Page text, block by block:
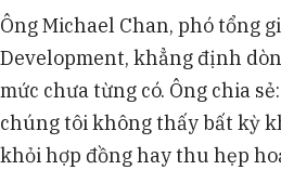
cần có chính sách minh
đi từng bước trong lộ trình
Ông Michael Chan, phó tổng
Development, khẳng định
mức chưa từng có. Ông chia
chúng tôi không thấy bất kỳ
khỏi hợp đồng hay thu hẹp